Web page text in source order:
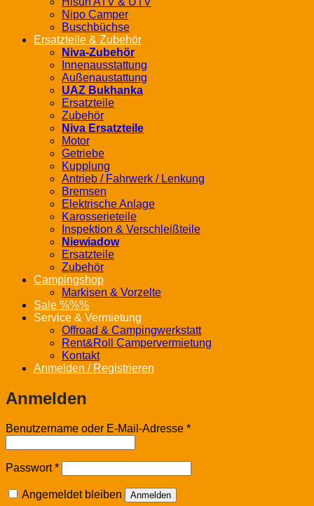
Nipo Camper
Buschbüchse
Ersatzteile & Zubehör
Niva-Zubehör
Innenausstattung
Außenaustattung
UAZ Bukhanka
Ersatzteile
Zubehör
Niva Ersatzteile
Motor
Getriebe
Kupplung
Antrieb / Fahrwerk / Lenkung
Bremsen
Elektrische Anlage
Karosserieteile
Inspektion & Verschleißteile
Niewiadow
Ersatzteile
Zubehör
Campingshop
Markisen & Vorzelte
Sale %%%
Service & Vermietung
Offroad & Campingwerkstatt
Rent&Roll Campervermietung
Kontakt
Anmelden / Registrieren
Anmelden
Benutzername oder E-Mail-Adresse *Erforderlich
Passwort*Erforderlich
Angemeldet bleiben Anmelden